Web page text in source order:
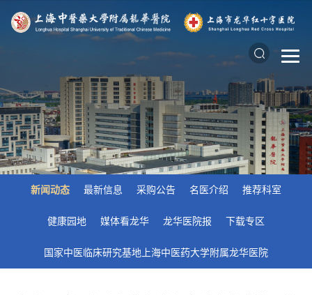
新闻动态 最新信息 采购公告 名医介绍 推荐科室
健康园地 媒体看龙华 龙华医院报 下载专区
国家中医临床研究基地上海中医药大学附属龙华医院